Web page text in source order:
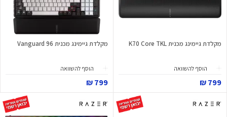
מקלדת גיימינג מכנית K70 Core TKL
הוסף להשוואה
799 ₪
מקלדת גיימינג מכנית Vanguard 96
הוסף להשוואה
799 ₪